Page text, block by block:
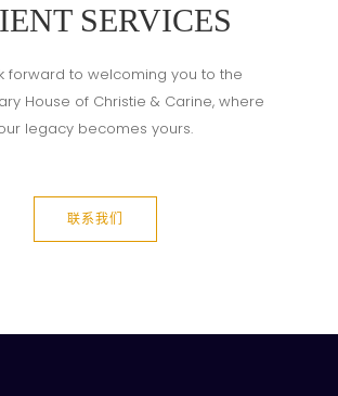
SERVICES
forward to welcoming you to the
House of Christie & Carine, where
legacy becomes yours.
联系我们